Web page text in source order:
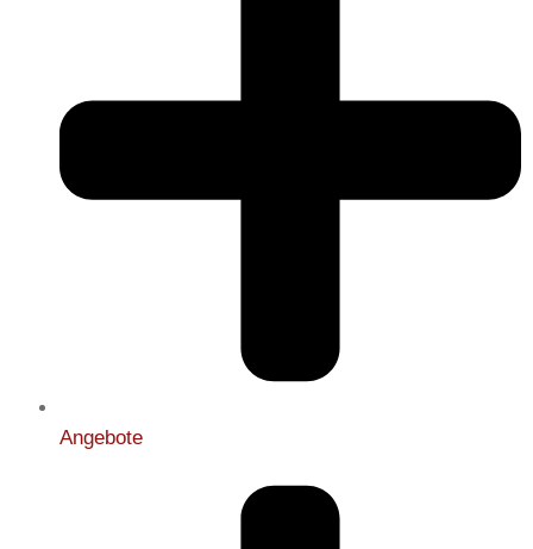
Angebote